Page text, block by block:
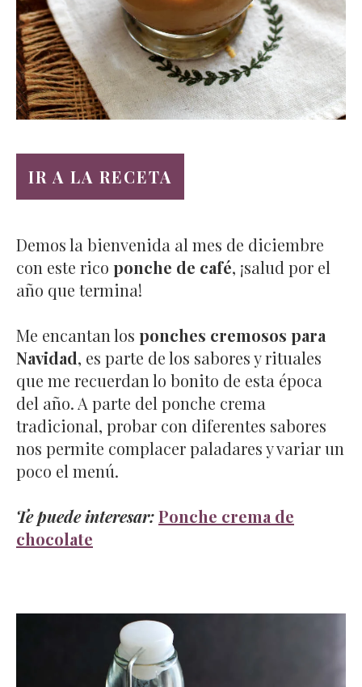
IR A LA RECETA
Demos la bienvenida al mes de diciembre
con este rico ponche de café, ¡salud por el
año que termina!
Me encantan los ponches cremosos para
Navidad, es parte de los sabores y rituales
que me recuerdan lo bonito de esta época
del año. A parte del ponche crema
tradicional, probar con diferentes sabores
nos permite complacer paladares y variar un
poco el menú.
Te puede interesar:Ponche crema de
chocolate